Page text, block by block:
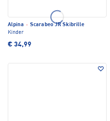
Alpina · Scarabeo JR Skibrille
Kinder
€ 34,99